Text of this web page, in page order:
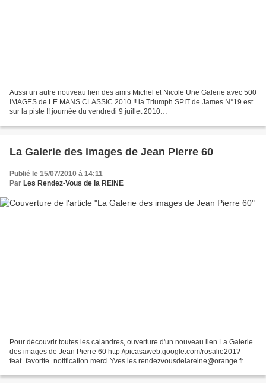
Aussi un autre nouveau lien des amis Michel et Nicole Une Galerie avec 500
IMAGES de LE MANS CLASSIC 2010 !! la Triumph SPIT de James N°19 est
sur la piste !! journée du vendredi 9 juillet 2010
La Galerie des images de Jean Pierre 60
Publié le 15/07/2010 à 14:11
Par Les Rendez-Vous de la REINE
Pour découvrir toutes les calandres, ouverture d'un nouveau lien La Galerie
des images de Jean Pierre 60 http://picasaweb.google.com/rosalie201?
feat=favorite_notification merci Yves les.rendezvousdelareine@orange.fr